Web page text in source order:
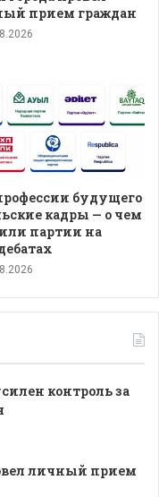
прием граждан
будущего
кадры — о чем
партии на
контроль за
личный прием